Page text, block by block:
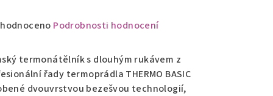
Podrobnosti hodnocení
termonátělník s dlouhým rukávem z
řady termoprádla THERMO BASIC
dvouvrstvou bezešvou technologií,